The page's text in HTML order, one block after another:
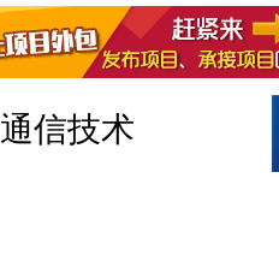
通信技术